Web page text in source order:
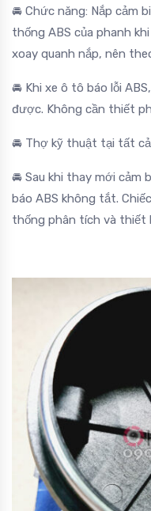
🚘 Chức năng: Nắp cảm
thống ABS của phanh
xoay quanh nắp, nên
🚘 Khi xe ô tô báo lỗi
được. Không cần thiết
🚘 Thợ kỹ thuật tại tất
🚘 Sau khi thay mới cảm
báo ABS không tắt.
thống phân tích và thiết